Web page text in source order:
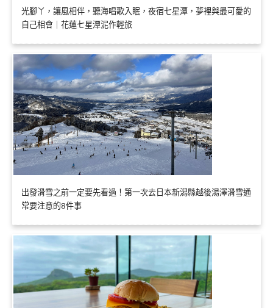
光腳丫，讓風相伴，聽海唱歌入眠，夜宿七星潭，夢裡與最可愛的
自己相會｜花蓮七星潭泥作輕旅
出發滑雪之前一定要先看過！第一次去日本新潟縣越後湯澤滑雪通
常要注意的8件事